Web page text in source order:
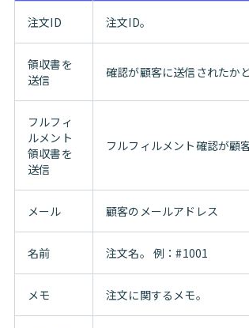
注文ID 注文ID。
領収書を
送信
確認が顧客に送信されたか
フルフィ
ルメント
領収書を
送信
フルフィルメント確認が顧
メール 顧客のメールアドレス
名前 注文名。 例：#1001
メモ 注文に関するメモ。